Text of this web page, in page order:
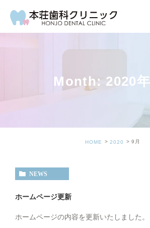
Month: 2020年
HOME 2020 9月
NEWS
ホームページ更新
ホームページの内容を更新いたしました。